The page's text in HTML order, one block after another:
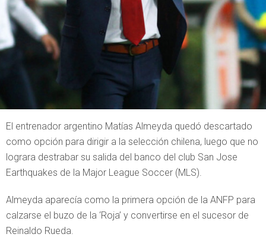
El entrenador argentino Matías Almeyda quedó descartado
como opción para dirigir a la selección chilena, luego que no
lograra destrabar su salida del banco del club San Jose
Earthquakes de la Major League Soccer (MLS).
Almeyda aparecía como la primera opción de la ANFP para
calzarse el buzo de la ‘Roja’ y convertirse en el sucesor de
Reinaldo Rueda.